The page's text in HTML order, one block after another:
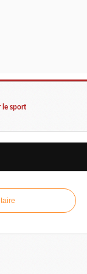
le sport